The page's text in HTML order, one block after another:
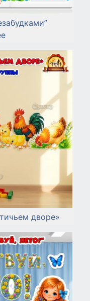
дворе»